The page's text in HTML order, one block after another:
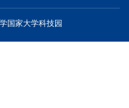
国家大学科技园